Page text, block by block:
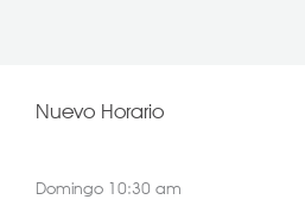
Nuevo Horario
Domingo 10:30 am